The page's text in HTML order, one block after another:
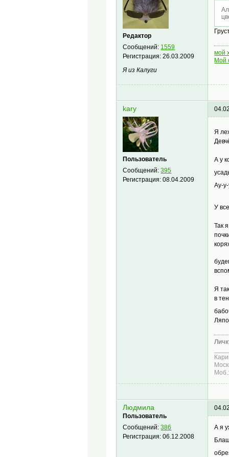
Редактор
Сообщений: 1559
Регистрация:26.03.2009
Я из Калуги
мой
Мой
kary
Пользователь
Сообщений:395
Регистрация:08.04.2009
Я
А у
Ау-
У
Так
Я
в
Людмила
Пользователь
Сообщений:386
Регистрация:06.12.2008
А я